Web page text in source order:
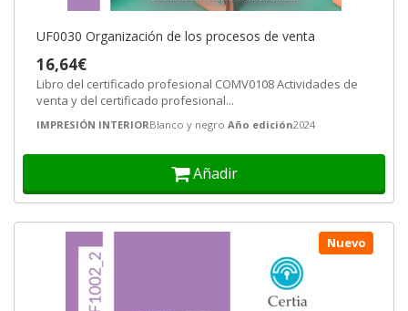
UF0030 Organización de los procesos de venta
16,64€
Libro del certificado profesional COMV0108 Actividades de
venta y del certificado profesional...
IMPRESIÓN INTERIORBlanco y negro Año edición2024
Añadir
Nuevo